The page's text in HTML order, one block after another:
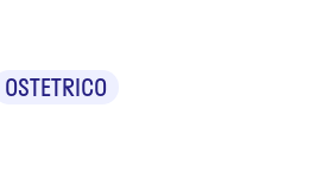
OSTETRICO